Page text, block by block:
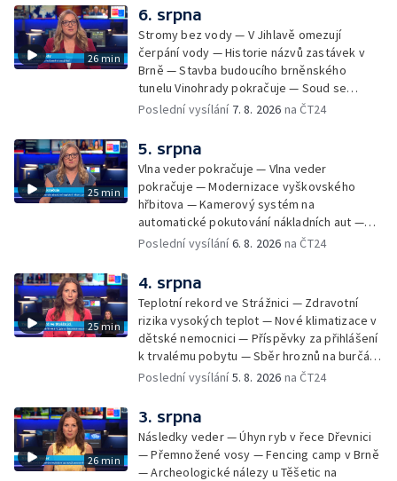
26 min
6. srpna
Stromy bez vody — V Jihlavě omezují
čerpání vody — Historie názvů zastávek v
Brně — Stavba budoucího brněnského
tunelu Vinohrady pokračuje — Soud se
žhářem zlínského baru — Odložení bourání
Czech Rally Zlín — Začal 7. ročník festivalu
Pop Messe — Přestavba mostu v Hodoníně
— Fenomén památníčků
Poslední vysílání 7. 8. 2026 na ČT24
25 min
5. srpna
Vlna veder pokračuje — Vlna veder
pokračuje — Modernizace vyškovského
hřbitova — Kamerový systém na
automatické pokutování nákladních aut —
Demolice vyhořelé budovy ve Zlíně — Případ
stadionu na Vyškovsku — Výstraha před
bouřkami — Brno hostí Mezinárodní kytarový
festival — Očkování po kousnutí netopýrem
Poslední vysílání6. 8. 2026 na ČT24
25 min
4. srpna
Teplotní rekord ve Strážnici — Zdravotní
rizika vysokých teplot — Nové klimatizace v
dětské nemocnici — Příspěvky za přihlášení
k trvalému pobytu — Sběr hroznů na burčák
— Dokončení oprav vedení — Skončil termín
vody v obcích — Vyschlá koryta potoků —
Sdílení strážníků na Brněnsku
Poslední vysílání5. 8. 2026 na ČT24
26 min
3. srpna
Následky veder — Úhyn ryb v řece Dřevnici
— Přemnožené vosy — Fencing camp v Brně
— Archeologické nálezy u Těšetic na